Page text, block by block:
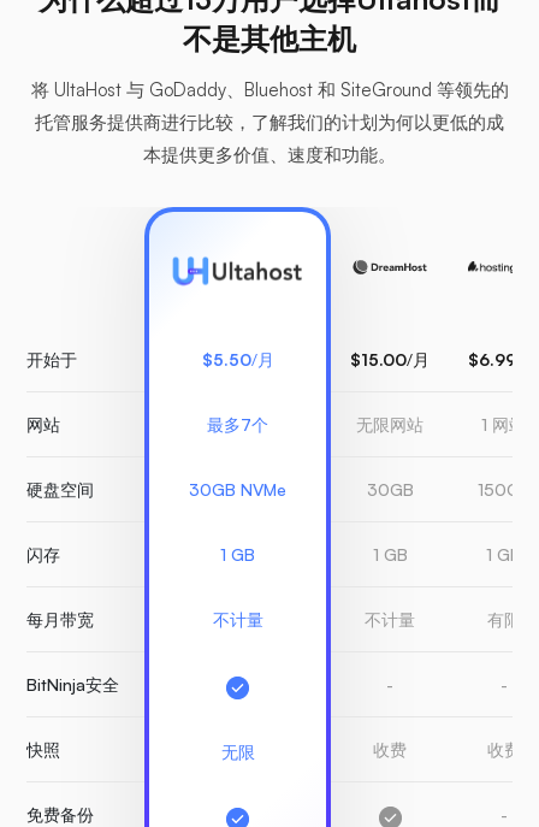
不是其他主机
将 UltaHost 与 GoDaddy、Bluehost 和 SiteGround 等领先的
托管服务提供商进行比较，了解我们的计划为何以更低的成
本提供更多价值、速度和功能。
开始于
网站
硬盘空间
闪存
每月带宽
BitNinja安全
快照
免费备份
$5.50/月
最多7个
30GB NVMe
1 GB
不计量
无限
$15.00/月
无限网站
30GB
1 GB
不计量
-
收费
$6.99
1 网站
150GB
1 GB
有限
-
收费
-